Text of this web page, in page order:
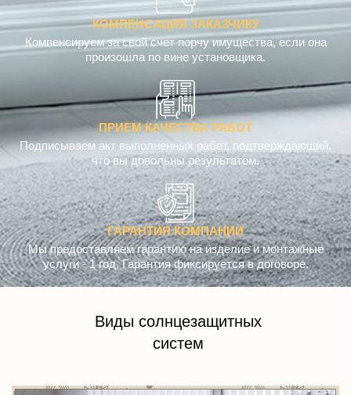
КОМПЕНСАЦИЯ ЗАКАЗЧИКУ
Компенсируем за свой счет порчу имущества, если она
произошла по вине установщика.
ПРИЕМ КАЧЕСТВА РАБОТ
Подписываем акт выполненных работ, подтверждающий,
что вы довольны результатом.
ГАРАНТИЯ КОМПАНИИ
Мы предоставляем гарантию на изделие и монтажные
услуги - 1 год. Гарантия фиксируется в договоре.
Виды солнцезащитных
систем